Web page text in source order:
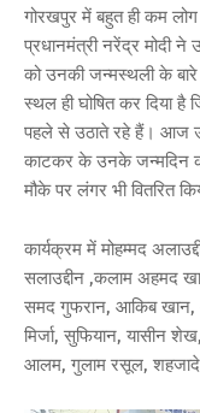
गोरखपुर में बहुत ही कम
प्रधानमंत्री नरेंद्र मोदी ने
को उनकी जन्मस्थली के
स्थल ही घोषित कर दिया है
पहले से उठाते रहे हैं। आज
काटकर के उनके जन्मदिन
मौके पर लंगर भी वितरित
कार्यक्रम में मोहम्मद
सलाउद्दीन ,कलाम अहमद
समद गुफरान, आकिब खान,
मिर्जा, सुफियान, यासीन
आलम, गुलाम रसूल, शहजादे